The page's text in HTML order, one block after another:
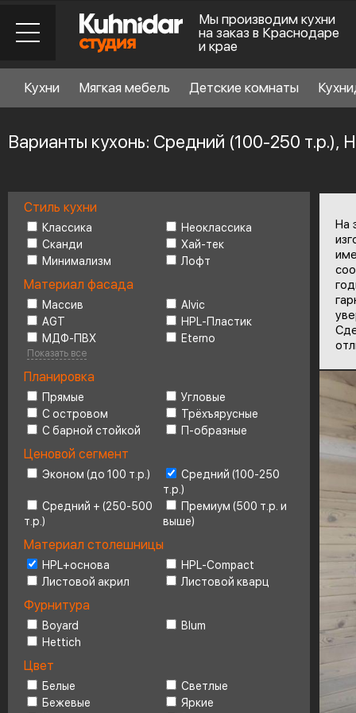
Мы производим кухни
на заказ в Краснодаре
и крае
Стиль кухни
Материал фасада
Планировка
Ценовой сегмент 4
Кухни Мягкая мебель Детские комнаты
Варианты кухонь: Средний (100-250 т.р.),
Стиль кухни
Классика
Неоклассика
Сканди
Хай-тек
Минимализм
Лофт
Материал фасада
Массив
Alvic
AGT
HPL-Пластик
МДФ-ПВХ
Eterno
Показать все
Планировка
Прямые
Угловые
С островом
Трёхъярусные
С барной стойкой
П-образные
Ценовой сегмент
Эконом (до 100 т.р.)
Средний (100-250
т.р.)
Средний + (250-500
т.р.)
Премиум (500 т.р. и
выше)
Материал столешницы
HPL+основа
HPL-Compact
Листовой акрил
Листовой кварц
Фурнитура
Boyard
Blum
Hettich
Цвет
Белые
Светлые
Бежевые
Яркие
На